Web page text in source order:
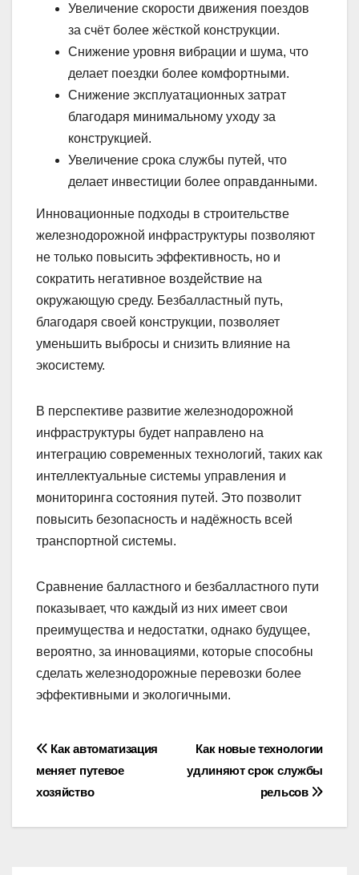
Увеличение скорости движения поездов
за счёт более жёсткой конструкции.
Снижение уровня вибрации и шума, что
делает поездки более комфортными.
Снижение эксплуатационных затрат
благодаря минимальному уходу за
конструкцией.
Увеличение срока службы путей, что
делает инвестиции более оправданными.
Инновационные подходы в строительстве
железнодорожной инфраструктуры позволяют
не только повысить эффективность, но и
сократить негативное воздействие на
окружающую среду. Безбалластный путь,
благодаря своей конструкции, позволяет
уменьшить выбросы и снизить влияние на
экосистему.
В перспективе развитие железнодорожной
инфраструктуры будет направлено на
интеграцию современных технологий, таких как
интеллектуальные системы управления и
мониторинга состояния путей. Это позволит
повысить безопасность и надёжность всей
транспортной системы.
Сравнение балластного и безбалластного пути
показывает, что каждый из них имеет свои
преимущества и недостатки, однако будущее,
вероятно, за инновациями, которые способны
сделать железнодорожные перевозки более
эффективными и экологичными.
Навигация
по
записям
Как новые технологии
удлиняют срок службы
рельсов
Как автоматизация
меняет путевое
хозяйство